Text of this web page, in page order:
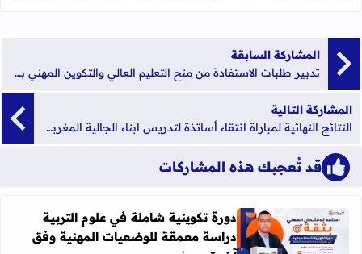
المشاركة السابقة
تدبير طلبات الاستفادة من منح التعليم العالي والتكوين المهني برسم السنة الجامعية 2023-2024
المشاركة التالية
النتائج النهائية لمباراة انتقاء أساتذة لتدريس ابناء الجالية المغربية المقيمين بأوروبا يونيو 2023
قد تُعجبك هذه المشاركات
دورة تكوينية شاملة في علوم التربية
دراسة معمقة للوضعيات المهنية وفق